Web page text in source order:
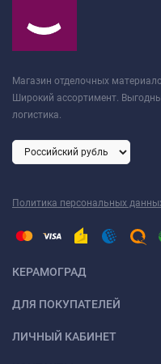
Магазин отделочных
Широкий ассортимент.
логистика.
Политика персональных
КЕРАМОГРАД
ДЛЯ ПОКУПАТЕЛЕЙ
ЛИЧНЫЙ КАБИНЕТ